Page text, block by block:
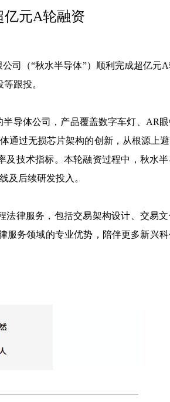
亿元A轮融资
司（“秋水半导体”）顺利完成超亿元
跟投。
导体公司，产品覆盖数字车灯、AR
通过无损芯片架构的创新，从根源上
技术指标。本轮融资过程中，秋水
及后续研发投入。
律服务，包括交易架构设计、交易文
服务领域的专业优势，陪伴更多新兴